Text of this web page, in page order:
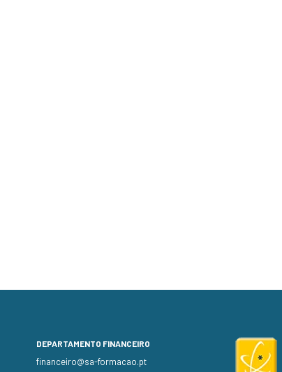
DEPARTAMENTO FINANCEIRO
financeiro@sa-formacao.pt